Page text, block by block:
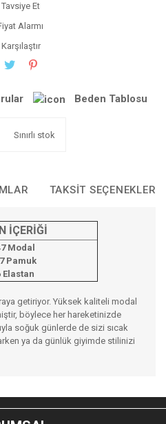
Tavsiye Et
Alarmı
Karşılaştır
Beden Tablosu
Sınırlı stok
TAKSIT SEÇENEKLERI
İÇERİĞİ
Modal
Pamuk
Elastan
getiriyor. Yüksek kaliteli modal
böylece her hareketinizde
soğuk günlerde de sizi sıcak
ya da günlük giyimde stilinizi
açıklamalarında ve diğer
noktaları öneri formunu